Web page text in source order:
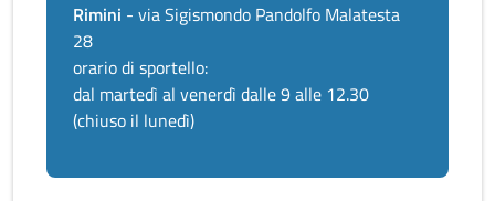
Rimini - via Sigismondo Pandolfo Malatesta
28
orario di sportello:
dal martedì al venerdì dalle 9 alle 12.30
(chiuso il lunedì)